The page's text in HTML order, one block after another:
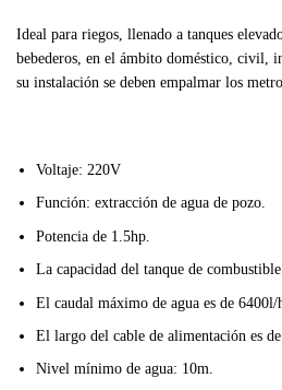
Ideal para riegos, llenado a tanques
bebederos, en el ámbito doméstico, civil,
su instalación se deben empalmar los
Voltaje: 220V
Función: extracción de agua de pozo.
Potencia de 1.5hp.
La capacidad del tanque de
El caudal máximo de agua es de 6400l/
El largo del cable de alimentación es
Nivel mínimo de agua: 10m.